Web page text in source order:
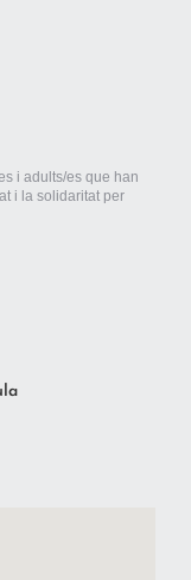
i adults/es que han
i la solidaritat per